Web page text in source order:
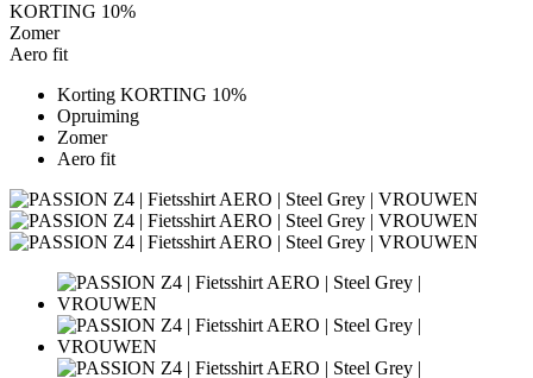
KORTING 10%
Zomer
Aero fit
Korting KORTING 10%
Opruiming
Zomer
Aero fit